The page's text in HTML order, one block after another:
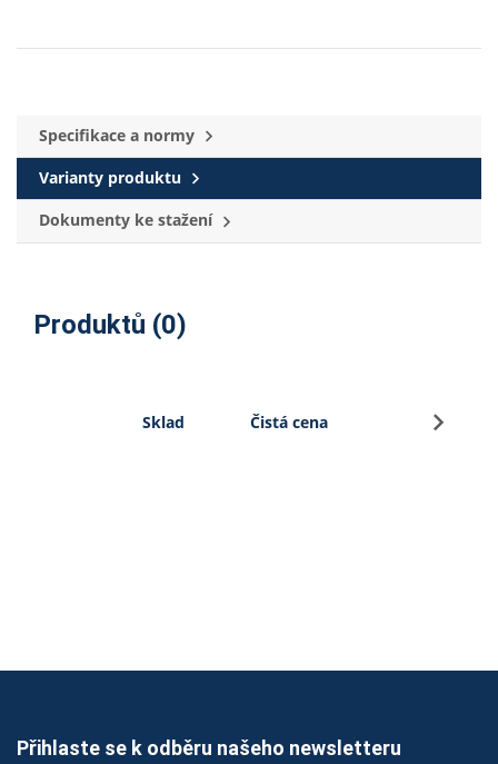
Specifikace a normy
Varianty produktu
Dokumenty ke stažení
Produktů (0)
Sklad Čistá cena
Přihlaste se k odběru našeho newsletteru